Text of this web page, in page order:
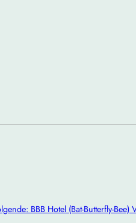
BBB Hotel (Bat-Butterfly-Bee)